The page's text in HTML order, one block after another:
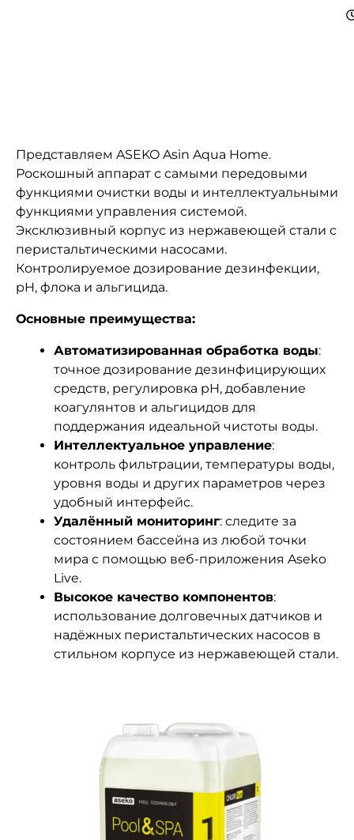
Представляем ASEKO Asin Aqua Home.
Роскошный аппарат с самыми передовыми
функциями очистки воды и интеллектуальными
функциями управления системой.
Эксклюзивный корпус из нержавеющей стали с
перистальтическими насосами.
Контролируемое дозирование дезинфекции,
pH, флока и альгицида.
Основные преимущества:
Автоматизированная обработка воды:
точное дозирование дезинфицирующих
средств, регулировка pH, добавление
коагулянтов и альгицидов для
поддержания идеальной чистоты воды.
Интеллектуальное управление:
контроль фильтрации, температуры воды,
уровня воды и других параметров через
удобный интерфейс.
Удалённый мониторинг: следите за
состоянием бассейна из любой точки
мира с помощью веб-приложения Aseko
Live.
Высокое качество компонентов:
использование долговечных датчиков и
надёжных перистальтических насосов в
стильном корпусе из нержавеющей стали.